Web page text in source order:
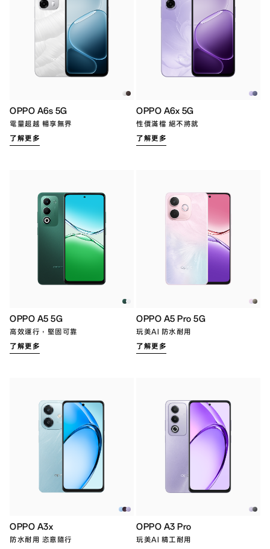
OPPO A6s 5G
電量超越 暢享無界​
了解更多
OPPO A6x 5G
性價滿檔 絕不將就
了解更多
OPPO A5 5G
高效運行，堅固可靠
了解更多
OPPO A5 Pro 5G
玩美AI 防水耐用
了解更多
OPPO A3x
防水耐用 恣意隨行
OPPO A3 Pro
玩美AI 精工耐用